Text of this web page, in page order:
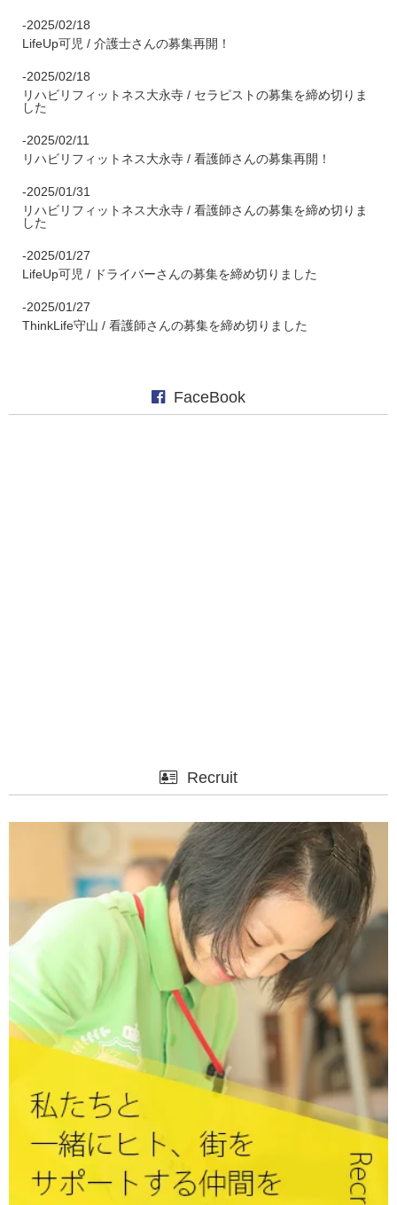
-2025/02/18
LifeUp可児 / 介護士さんの募集再開！
-2025/02/18
リハビリフィットネス大永寺 / セラピストの募集を締め切りま
した
-2025/02/11
リハビリフィットネス大永寺 / 看護師さんの募集再開！
-2025/01/31
リハビリフィットネス大永寺 / 看護師さんの募集を締め切りま
した
-2025/01/27
LifeUp可児 / ドライバーさんの募集を締め切りました
-2025/01/27
ThinkLife守山 / 看護師さんの募集を締め切りました
FaceBook
Recruit